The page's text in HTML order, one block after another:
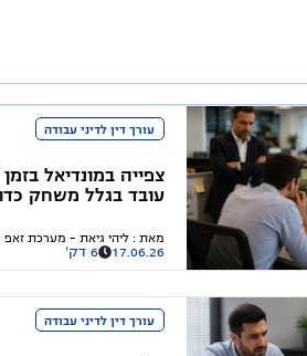
עורך דין לדיני עבודה
צפייה במונדיאל
עובד בגלל משחק
מאת: ליהי גיאת - מערכת
17.06.26 6 דק'
עורך דין לדיני עבודה